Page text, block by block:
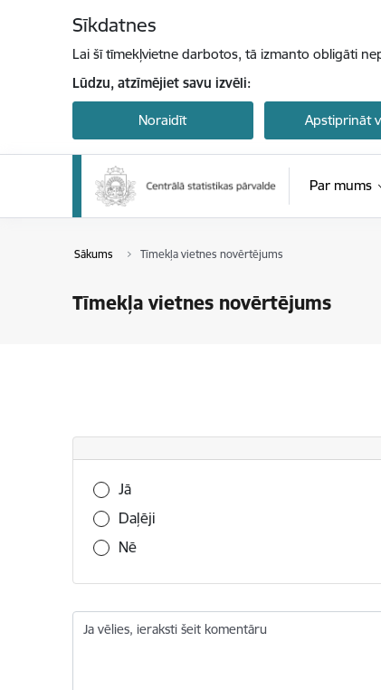
Sīkdatnes
Lai šī tīmekļvietne darbotos, tā izmanto obligāti
Lūdzu, atzīmējiet savu izvēli:
Noraidīt Apstiprināt
Par mums
Sākums Tīmekļa vietnes novērtējums
Tīmekļa vietnes novērtējums
Vai šī informācija bija noderīga?
Jā
Daļēji
Nē
Ja vēlies, ieraksti šeit komentāru